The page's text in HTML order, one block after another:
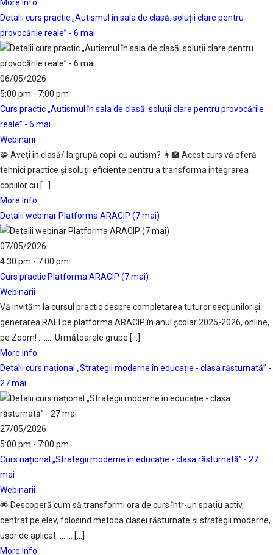
More Info
Detalii curs practic „Autismul în sala de clasă: soluții clare pentru
provocările reale” - 6 mai
06/05/2026
5:00 pm - 7:00 pm
Curs practic „Autismul în sala de clasă: soluții clare pentru provocările
reale” - 6 mai
Webinarii
🧩 Aveți în clasă/ la grupă copii cu autism? 👩‍🏫 Acest curs vă oferă
tehnici practice și soluții eficiente pentru a transforma integrarea
copiilor cu [...]
More Info
Detalii webinar Platforma ARACIP (7 mai)
07/05/2026
4:30 pm - 7:00 pm
Curs practic Platforma ARACIP (7 mai)
Webinarii
Vă invităm la cursul practic despre completarea tuturor secțiunilor și
generarea RAEI pe platforma ARACIP în anul școlar 2025-2026, online,
pe Zoom! ........ Următoarele grupe [...]
More Info
Detalii curs național „Strategii moderne în educație - clasa răsturnată” -
27 mai
27/05/2026
5:00 pm - 7:00 pm
Curs național „Strategii moderne în educație - clasa răsturnată” - 27
mai
Webinarii
🌟 Descoperă cum să transformi ora de curs într-un spațiu activ,
centrat pe elev, folosind metoda clasei răsturnate și strategii moderne,
ușor de aplicat. ....... [...]
More Info